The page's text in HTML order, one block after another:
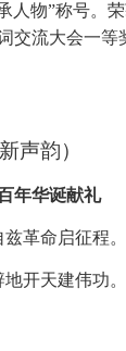
人物”称号。
交流大会一
声韵）
年华诞献礼
革命启征程。
开天建伟功。